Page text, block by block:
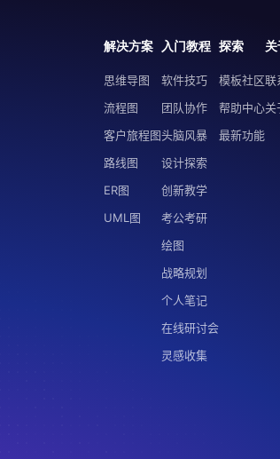
解决方案
思维导图
流程图
客户旅程图
路线图
ER图
UML图
入门教程
软件技巧
团队协作
头脑风暴
设计探索
创新教学
考公考研
绘图
战略规划
个人笔记
在线研讨会
灵感收集
探索
模板社区
帮助中心
最新功能
联
关